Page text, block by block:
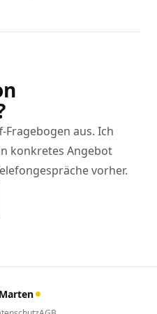
Fragebogen aus. Ich
konkretes Angebot
vorher.